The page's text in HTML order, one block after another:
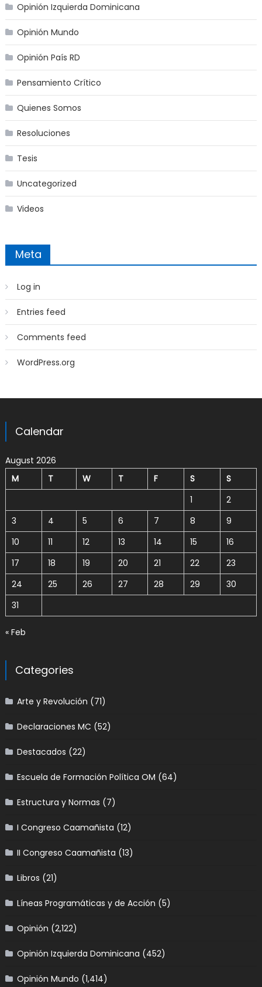
Opinión Izquierda Dominicana
Opinión Mundo
Opinión País RD
Pensamiento Crítico
Quienes Somos
Resoluciones
Tesis
Uncategorized
Videos
Meta
Log in
Entries feed
Comments feed
WordPress.org
Calendar
August 2026
M
T W T F S
S
1
2
3
4 5 6 7 8
9
10
11 12 13 14 15
16
17
18 19 20 21 22
23
24
25 26 27 28 29
30
31
« Feb
Categories
Arte y Revolución (71)
Declaraciones MC (52)
Destacados (22)
Escuela de Formación Política OM (64)
Estructura y Normas (7)
I Congreso Caamañista (12)
II Congreso Caamañista (13)
Libros (21)
Líneas Programáticas y de Acción (5)
Opinión (2,122)
Opinión Izquierda Dominicana (452)
Opinión Mundo (1,414)